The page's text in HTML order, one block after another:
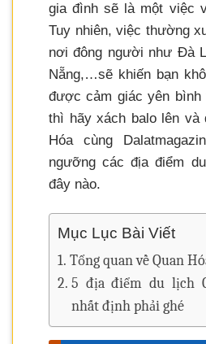
gia đình sẽ là một việc
Tuy nhiên, việc thường
nơi đông người như Đà
Nẵng,…sẽ khiến bạn
được cảm giác yên bình
thì hãy xách balo lên và
Hóa cùng
ngưỡng các địa điểm
đây nào.
Mục Lục Bài Viết
Tổng quan về Quan
5 địa điểm du lịch
nhất định phải ghé